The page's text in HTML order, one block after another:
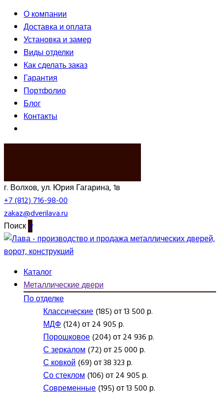
О компании
Доставка и оплата
Установка и замер
Виды отделки
Как сделать заказ
Гарантия
Портфолио
Блог
Контакты
г. Волхов, ул. Юрия Гагарина, 1в
+7 (812) 716-98-00
zakaz@dverilava.ru
Поиск0
Каталог
Металлические двери
По отделке
Классические(185) от 13 500 р.
МДФ(124) от 24 905 р.
Порошковое(204) от 24 936 р.
С зеркалом(72) от 25 000 р.
С ковкой(69) от 38 323 р.
Со стеклом(106) от 24 905 р.
Современные(195) от 13 500 р.